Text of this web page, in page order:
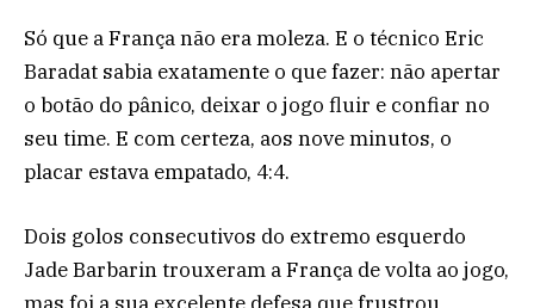
Só que a França não era moleza. E o técnico Eric
Baradat sabia exatamente o que fazer: não apertar
o botão do pânico, deixar o jogo fluir e confiar no
seu time. E com certeza, aos nove minutos, o
placar estava empatado, 4:4.
Dois golos consecutivos do extremo esquerdo
Jade Barbarin trouxeram a França de volta ao jogo,